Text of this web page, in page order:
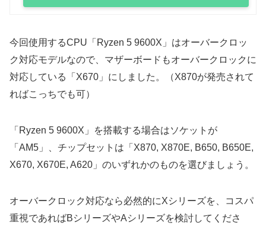
今回使用するCPU「Ryzen 5 9600X」はオーバークロッ
ク対応モデルなので、マザーボードもオーバークロックに
対応している「X670」にしました。（X870が発売されて
ればこっちでも可）
「Ryzen 5 9600X」を搭載する場合はソケットが
「AM5」、チップセットは「X870, X870E, B650, B650E,
X670, X670E, A620」のいずれかのものを選びましょう。
オーバークロック対応なら必然的にXシリーズを、コスパ
重視であればBシリーズやAシリーズを検討してくださ